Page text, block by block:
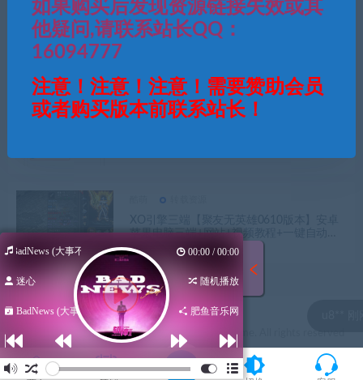
酷萌 教程素材
战神引擎传奇手游各种素材资源会持续更新
酷萌 教程素材 转载资源
苹果电脑三端+网站+视频教程+一键自动修
改
© 2021 Theme by -酷萌资源网& WordPress Theme. All rights reserved
陕ICP备2021003540号-1
刚下载了 2022最新战神
BadNews (大事不妙) 00:00 / 00:00
迷心 随机播放
BadNews (大事... 肥鱼音乐网
如果购买后发现资源链接失效或其
他疑问,请联系站长QQ：
16094777
注意！注意！注意！需要赞助会员
或者购买版本前联系站长！